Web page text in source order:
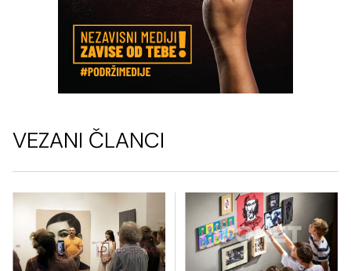
VEZANI ČLANCI